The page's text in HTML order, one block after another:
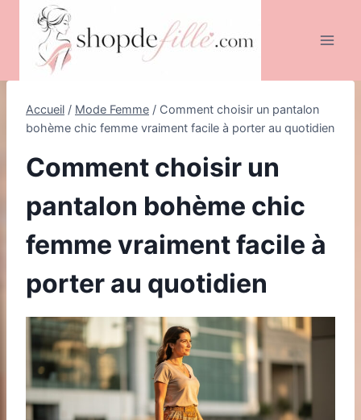
contenu
Accueil / Mode Femme / Comment choisir un pantalon
bohème chic femme vraiment facile à porter au quotidien
Comment choisir un
pantalon bohème chic
femme vraiment facile à
porter au quotidien